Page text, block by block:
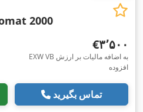
2000
‎€۳٬۵۰۰
EXW VB به اضافه مالیات بر ارزش
افزوده
تماس بگیرید